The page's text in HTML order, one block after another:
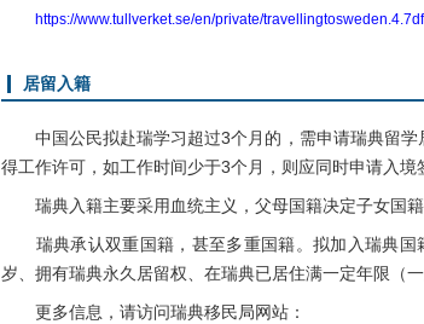
https://www.tullverket.se/en/private/
居留入籍
中国公民拟赴瑞学习超过3个月的，需申请瑞典留学
得工作许可，如工作时间少于3个月，则应同时申请入
瑞典入籍主要采用血统主义，父母国籍决定子女国籍
瑞典承认双重国籍，甚至多重国籍。拟加入瑞典国
岁、拥有瑞典永久居留权、在瑞典已居住满一定年限（
更多信息，请访问瑞典移民局网站：